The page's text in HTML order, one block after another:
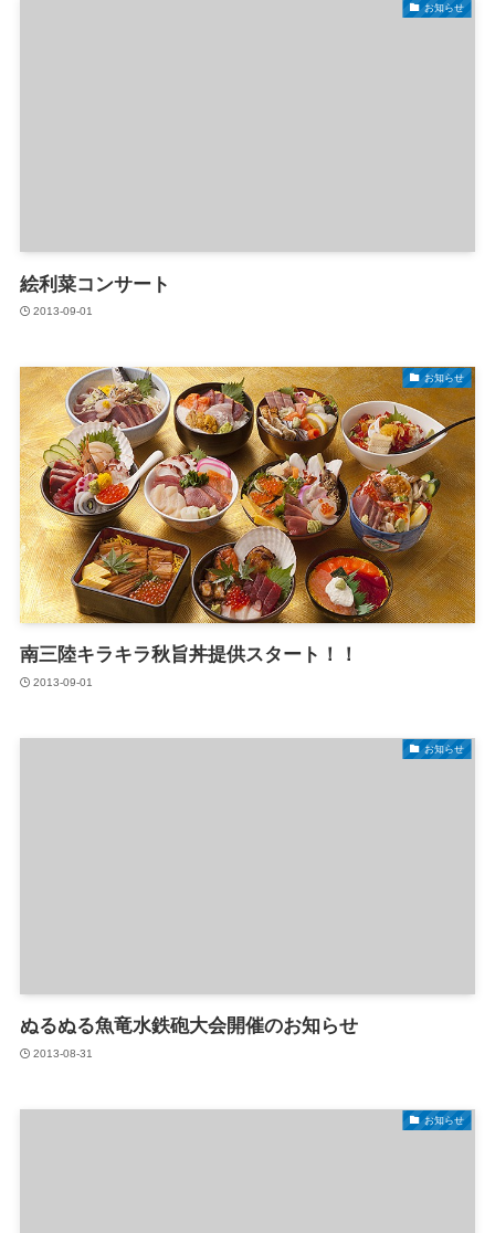
お知らせ
絵利菜コンサート
2013-09-01
お知らせ
南三陸キラキラ秋旨丼提供スタート！！
2013-09-01
お知らせ
ぬるぬる魚竜水鉄砲大会開催のお知らせ
2013-08-31
お知らせ